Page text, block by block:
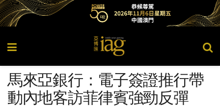
馬來亞銀行：電子簽證推行帶
動內地客訪菲律賓強勁反彈